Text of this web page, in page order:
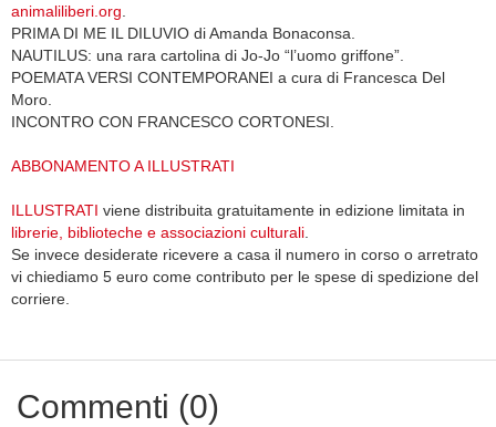
animaliliberi.org.
PRIMA DI ME IL DILUVIO di Amanda Bonaconsa.
NAUTILUS: una rara cartolina di Jo-Jo “l’uomo griffone”.
POEMATA VERSI CONTEMPORANEI a cura di Francesca Del
Moro.
INCONTRO CON FRANCESCO CORTONESI.
ABBONAMENTO A ILLUSTRATI
ILLUSTRATI viene distribuita gratuitamente in edizione limitata in
librerie, biblioteche e associazioni culturali.
Se invece desiderate ricevere a casa il numero in corso o arretrato
vi chiediamo 5 euro come contributo per le spese di spedizione del
corriere.
Commenti (0)